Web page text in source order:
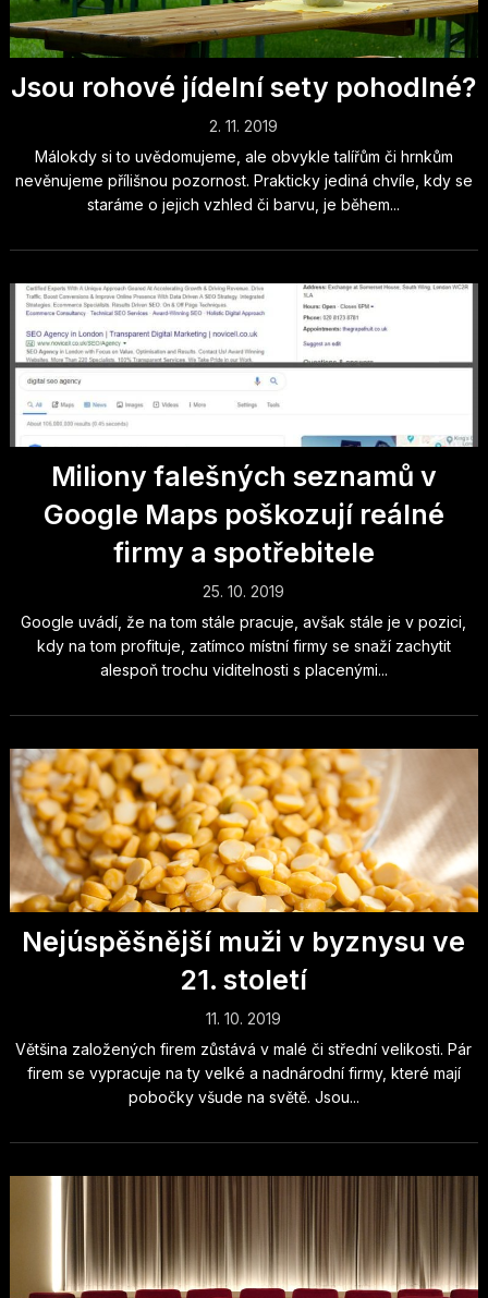
Jsou rohové jídelní sety pohodlné?
2. 11. 2019
Málokdy si to uvědomujeme, ale obvykle talířům či hrnkům
nevěnujeme přílišnou pozornost. Prakticky jediná chvíle, kdy se
staráme o jejich vzhled či barvu, je během...
Miliony falešných seznamů v
Google Maps poškozují reálné
firmy a spotřebitele
25. 10. 2019
Google uvádí, že na tom stále pracuje, avšak stále je v pozici,
kdy na tom profituje, zatímco místní firmy se snaží zachytit
alespoň trochu viditelnosti s placenými...
Nejúspěšnější muži v byznysu ve
21. století
11. 10. 2019
Většina založených firem zůstává v malé či střední velikosti. Pár
firem se vypracuje na ty velké a nadnárodní firmy, které mají
pobočky všude na světě. Jsou...